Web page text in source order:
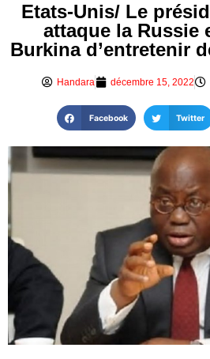
Etats-Unis/ Le
attaque la Russie
Burkina d’entretenir
Handara décembre 15, 2022
Facebook Twitter